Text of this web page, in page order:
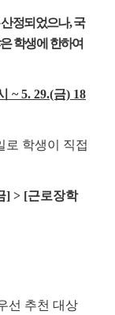
정되었으나, 국
학생에 한하여
~ 5. 29.(금) 18
로 학생이 직접
> [근로장학
선 추천 대상